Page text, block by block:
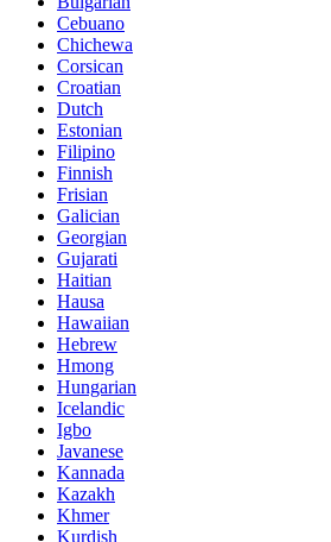
Cebuano
Chichewa
Corsican
Croatian
Dutch
Estonian
Filipino
Finnish
Frisian
Galician
Georgian
Gujarati
Haitian
Hausa
Hawaiian
Hebrew
Hmong
Hungarian
Icelandic
Igbo
Javanese
Kannada
Kazakh
Khmer
Kurdish